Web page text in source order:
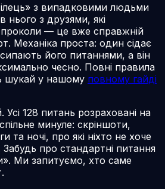
з випадковими людьми
з друзями, які
проколи — це вже справжній
Механіка проста: один сідає
його питаннями, а він
чесно. Повні правила
шукай у нашому повному гайді
128 питань розраховані на
минуле: скріншоти,
та ночі, про які ніхто не хоче
Забудь про стандартні питання
Ми запитуємо, хто саме